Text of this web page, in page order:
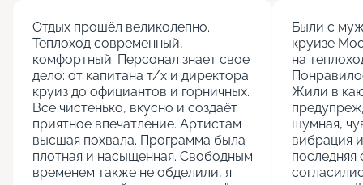
Отдых прошёл великолепно.
Теплоход современный,
комфортный. Персонал знает свое
дело: от капитана т/х и директора
круиз до официантов и горничных.
Все чистенько, вкусно и создаёт
приятное впечатление. Артистам
высшая похвала. Программа была
плотная и насыщенная. Свободным
временем также не обделили, я
Были с
круизе
на
Жили в
шумная,
вибрация